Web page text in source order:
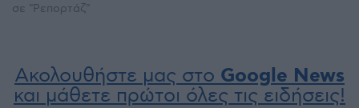
σε "Ρεπορτάζ"
Ακολουθήστε μας στο Google News
και μάθετε πρώτοι όλες τις ειδήσεις!